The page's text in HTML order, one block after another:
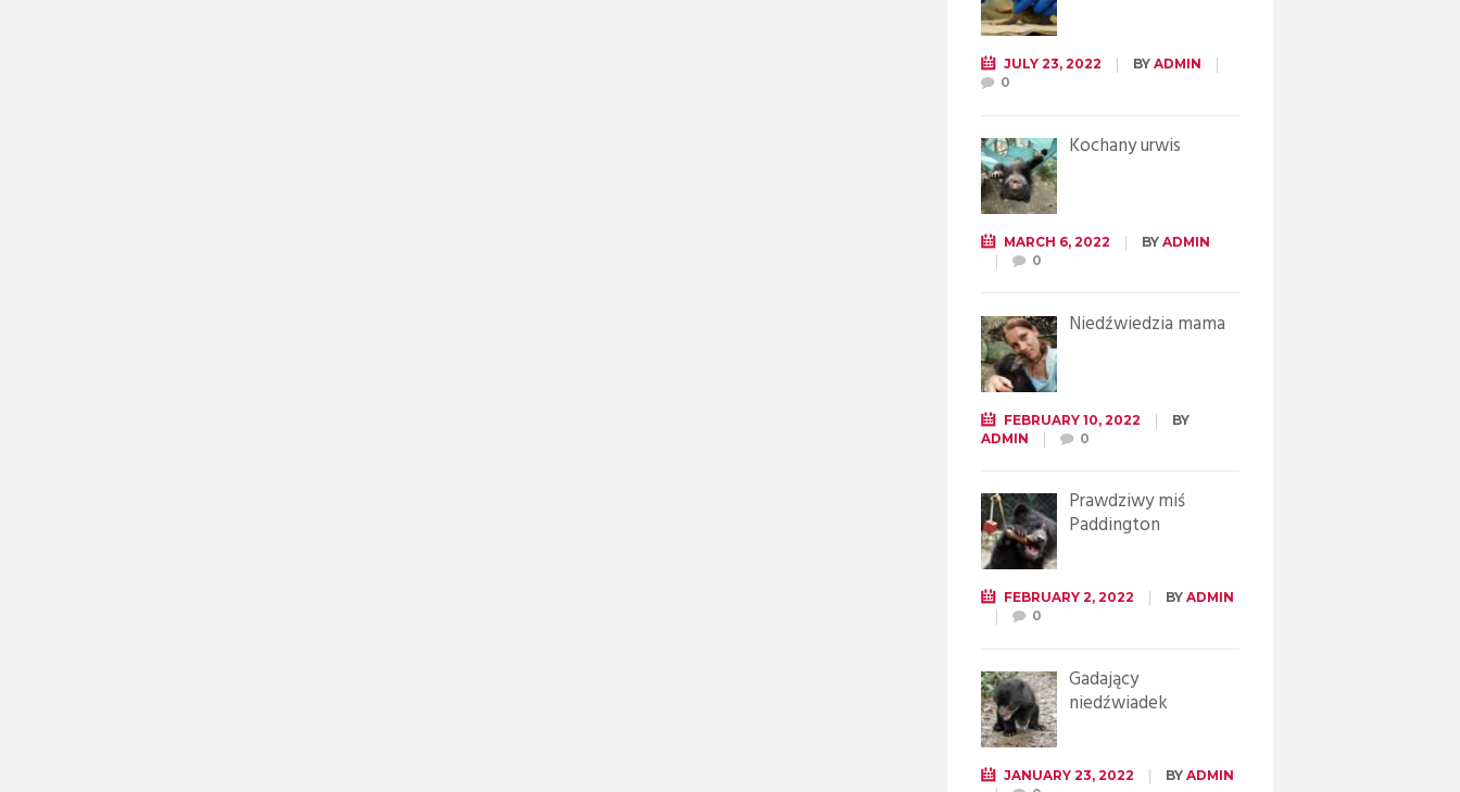
JULY 23, 2022 BY ADMIN
0
Kochany urwis
MARCH 6, 2022 BY ADMIN
0
Niedźwiedzia mama
FEBRUARY 10, 2022
BY
ADMIN
0
Prawdziwy miś
Paddington
FEBRUARY 2, 2022 BY ADMIN
0
Gadający
niedźwiadek
JANUARY 23, 2022 BY ADMIN